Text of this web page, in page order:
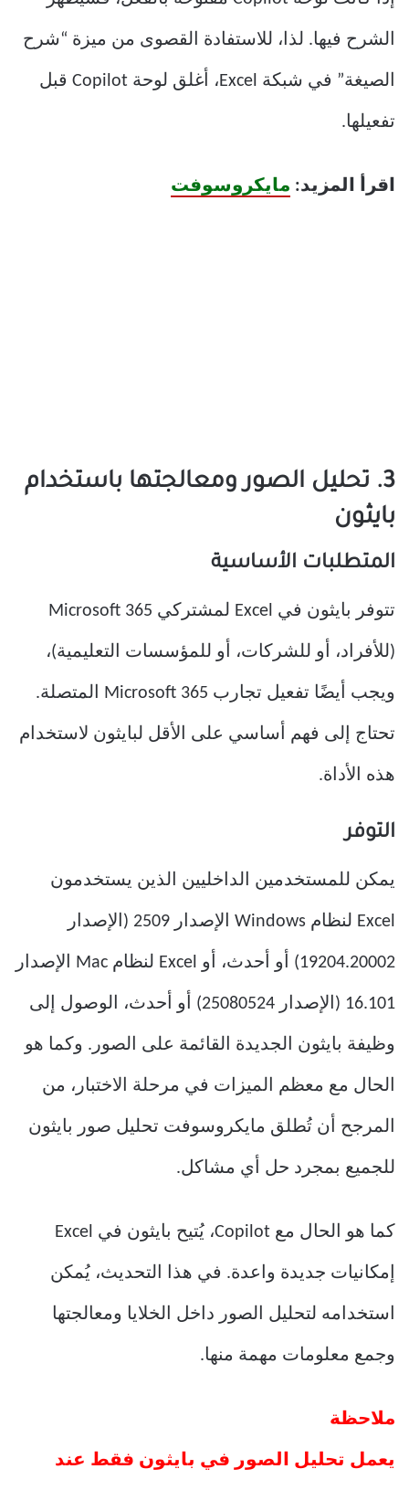
الشرح فيها. لذا، للاستفادة القصوى من ميزة “شرح
الصيغة” في شبكة Excel، أغلق لوحة Copilot قبل
تفعيلها.
اقرأ المزيد: مايكروسوفت
3. تحليل الصور ومعالجتها باستخدام
بايثون
المتطلبات الأساسية
تتوفر بايثون في Excel لمشتركي Microsoft 365
(للأفراد، أو للشركات، أو للمؤسسات التعليمية)،
ويجب أيضًا تفعيل تجارب Microsoft 365 المتصلة.
تحتاج إلى فهم أساسي على الأقل لبايثون لاستخدام
هذه الأداة.
التوفر
يمكن للمستخدمين الداخليين الذين يستخدمون
Excel لنظام Windows الإصدار 2509 (الإصدار
19204.20002) أو أحدث، أو Excel لنظام Mac الإصدار
16.101 (الإصدار 25080524) أو أحدث، الوصول إلى
وظيفة بايثون الجديدة القائمة على الصور. وكما هو
الحال مع معظم الميزات في مرحلة الاختبار، من
المرجح أن تُطلق مايكروسوفت تحليل صور بايثون
للجميع بمجرد حل أي مشاكل.
كما هو الحال مع Copilot، يُتيح بايثون في Excel
إمكانيات جديدة واعدة. في هذا التحديث، يُمكن
استخدامه لتحليل الصور داخل الخلايا ومعالجتها
وجمع معلومات مهمة منها.
ملاحظة
يعمل تحليل الصور في بايثون فقط عند